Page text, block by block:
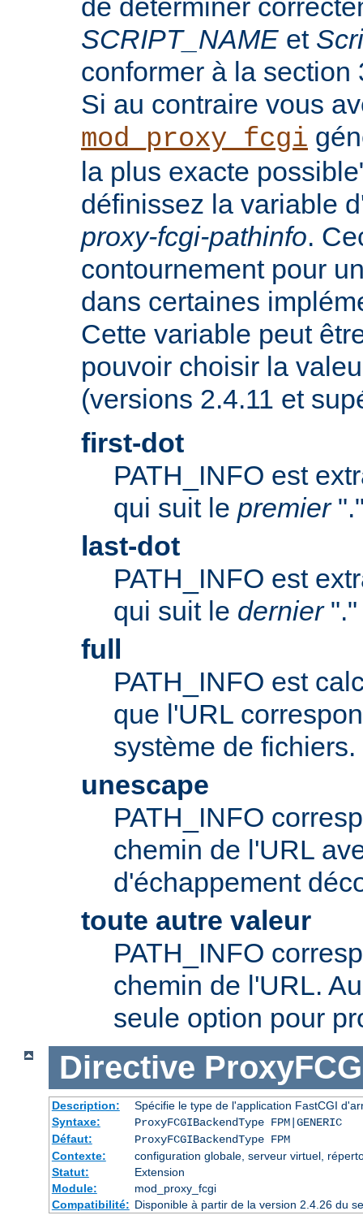
de déterminer
SCRIPT_NAME et
conformer à la
Si au contraire vous
mod_proxy_fcgi
la plus exacte
définissez la variable
proxy-fcgi-pathinfo.
contournement pour
dans certaines
Cette variable peut
pouvoir choisir la
(versions 2.4.11 et
first-dot
PATH_INFO est
qui suit le premier
last-dot
PATH_INFO est
qui suit le dernier"."
full
PATH_INFO est
que l'URL
système de fichiers.
unescape
PATH_INFO
chemin de l'URL
d'échappement
toute autre valeur
PATH_INFO
chemin de l'URL.
seule option pour
Directive
Description:
Spécifie le type de l'application FastCGI
Syntaxe:
ProxyFCGIBackendType FPM|GENERIC
Défaut:
ProxyFCGIBackendType FPM
Contexte:
configuration globale, serveur virtuel,
Statut:
Extension
Module:
mod_proxy_fcgi
Compatibilité: Disponible à partir de la version 2.4.26 du